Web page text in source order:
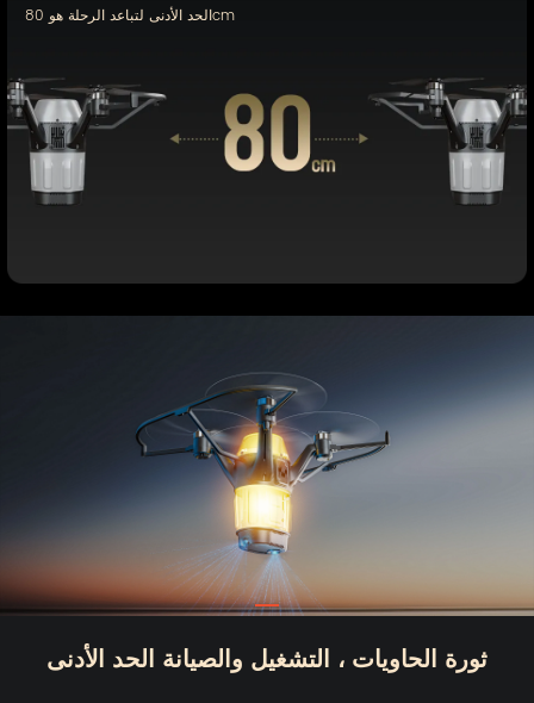
الحد الأدنى لتباعد الرحلة هو 80cm
أخف طائرة بدون طيار في الهواء
صغيرة في أداء التشكيل
ثورة الحاويات ، التشغيل والصيانة الحد الأدنى